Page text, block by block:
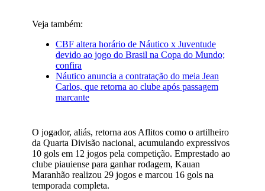
Veja também:
CBF altera horário de Náutico x Juventude
devido ao jogo do Brasil na Copa do Mundo;
confira
Náutico anuncia a contratação do meia Jean
Carlos, que retorna ao clube após passagem
marcante
O jogador, aliás, retorna aos Aflitos como o artilheiro
da Quarta Divisão nacional, acumulando expressivos
10 gols em 12 jogos pela competição. Emprestado ao
clube piauiense para ganhar rodagem, Kauan
Maranhão realizou 29 jogos e marcou 16 gols na
temporada completa.